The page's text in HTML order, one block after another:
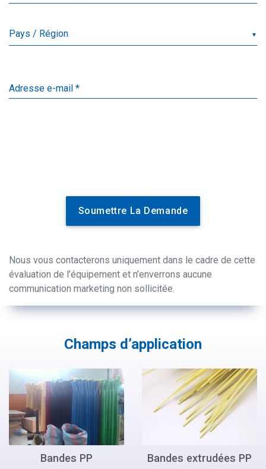
▼
Adresse e-mail *
Soumettre La Demande
Nous vous contacterons uniquement dans le cadre de cette
évaluation de l’équipement et n’enverrons aucune
communication marketing non sollicitée.
Champs d’application
Bandes PP Bandes extrudées PP